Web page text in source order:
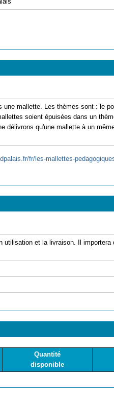
mallette. Les thèmes sont : le
soient épuisées dans un
délivrons qu'une mallette à un
fr/les-mallettes-
et la livraison. Il
Quantité
disponible